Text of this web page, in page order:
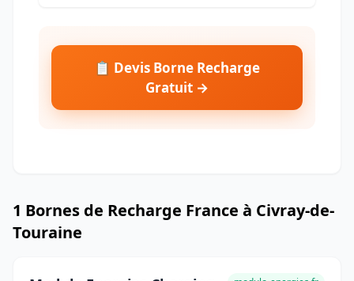
📋 Devis Borne Recharge
Gratuit →
1 Bornes de Recharge France à Civray-de-
Touraine